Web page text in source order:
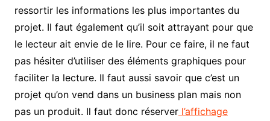
ressortir les informations les plus importantes du
projet. Il faut également qu’il soit attrayant pour que
le lecteur ait envie de le lire. Pour ce faire, il ne faut
pas hésiter d’utiliser des éléments graphiques pour
faciliter la lecture. Il faut aussi savoir que c’est un
projet qu’on vend dans un business plan mais non
pas un produit. Il faut donc réserverl’affichage